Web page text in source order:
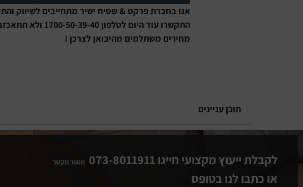
אנו בחברת פרקט & שטיח ישיר מתחייבים לשיווק
התקשרו עוד היום לטלפון 1700-50-39-40 ולא תתאכזבו.
מחירים משתלמים מהיבואן לצרכן !
תוכן עניינים
לקבלת ייעוץ מקצועי חייגו 073-8011911 מספר מקשר
או כתבו לנו בטופס